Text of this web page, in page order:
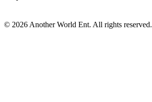
© 2026 Another World Ent. All rights reserved.